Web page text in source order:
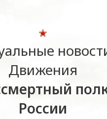
Движения
России